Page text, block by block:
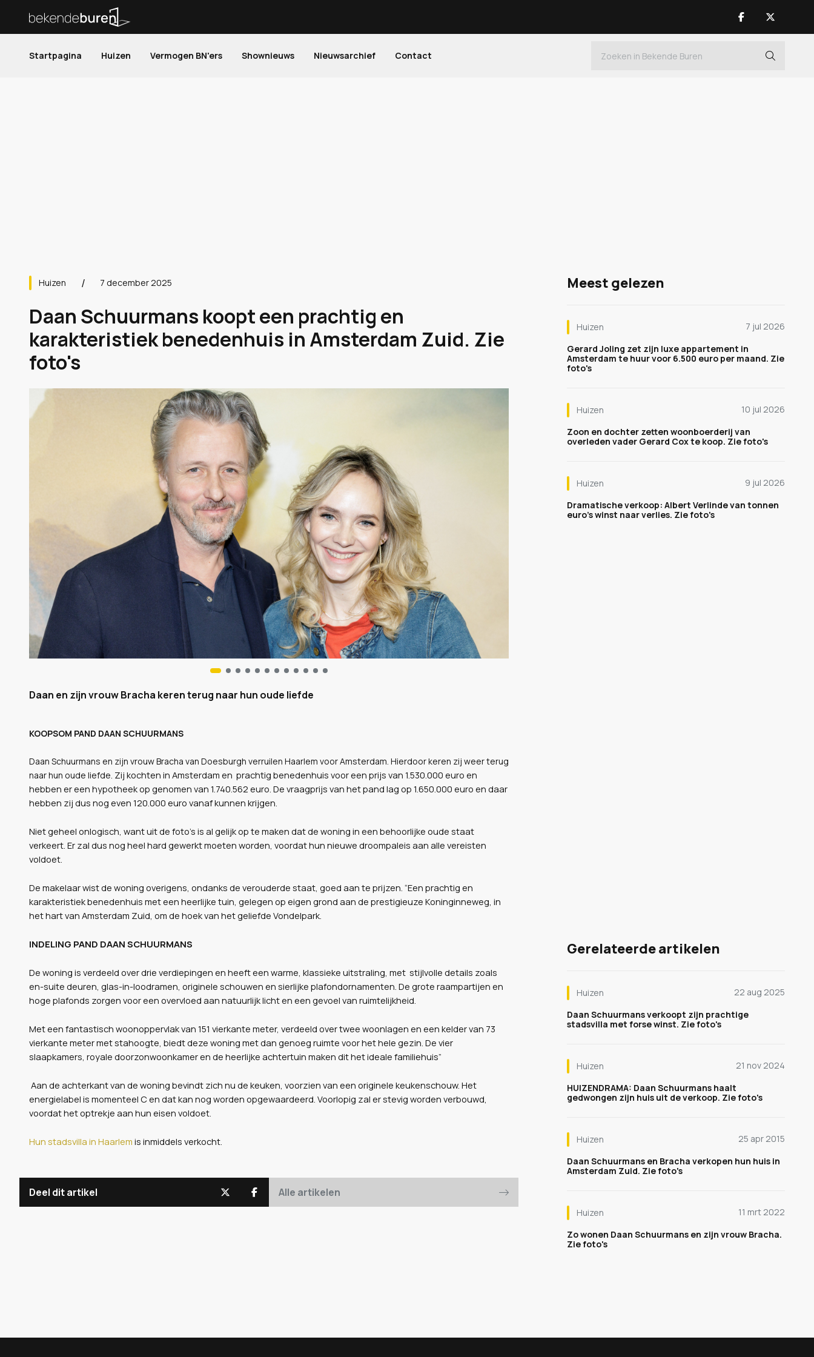
Startpagina Huizen Vermogen BN'ers Shownieuws Nieuwsarchief Contact
Huizen 7 december 2025
Daan Schuurmans koopt een prachtig en
karakteristiek benedenhuis in Amsterdam Zuid. Zie
foto's
Daan en zijn vrouw Bracha keren terug naar hun oude liefde
KOOPSOM PAND DAAN SCHUURMANS
Daan Schuurmans en zijn vrouw Bracha van Doesburgh verruilen Haarlem voor Amsterdam. Hierdoor keren zij weer terug
naar hun oude liefde. Zij kochten in Amsterdam en prachtig benedenhuis voor een prijs van 1.530.000 euro en
hebben er een hypotheek op genomen van 1.740.562 euro. De vraagprijs van het pand lag op 1.650.000 euro en daar
hebben zij dus nog even 120.000 euro vanaf kunnen krijgen.
Niet geheel onlogisch, want uit de foto’s is al gelijk op te maken dat de woning in een behoorlijke oude staat
verkeert. Er zal dus nog heel hard gewerkt moeten worden, voordat hun nieuwe droompaleis aan alle vereisten
voldoet.
De makelaar wist de woning overigens, ondanks de verouderde staat, goed aan te prijzen. “Een prachtig en
karakteristiek benedenhuis met een heerlijke tuin, gelegen op eigen grond aan de prestigieuze Koninginneweg, in
het hart van Amsterdam Zuid, om de hoek van het geliefde Vondelpark.
INDELING PAND DAAN SCHUURMANS
De woning is verdeeld over drie verdiepingen en heeft een warme, klassieke uitstraling, met stijlvolle details zoals
en-suite deuren, glas-in-loodramen, originele schouwen en sierlijke plafondornamenten. De grote raampartijen en
hoge plafonds zorgen voor een overvloed aan natuurlijk licht en een gevoel van ruimtelijkheid.
Met een fantastisch woonoppervlak van 151 vierkante meter, verdeeld over twee woonlagen en een kelder van 73
vierkante meter met stahoogte, biedt deze woning met dan genoeg ruimte voor het hele gezin. De vier
slaapkamers, royale doorzonwoonkamer en de heerlijke achtertuin maken dit het ideale familiehuis”
Aan de achterkant van de woning bevindt zich nu de keuken, voorzien van een originele keukenschouw. Het
energielabel is momenteel C en dat kan nog worden opgewaardeerd. Voorlopig zal er stevig worden verbouwd,
voordat het optrekje aan hun eisen voldoet.
Hun stadsvilla in Haarlem is inmiddels verkocht.
Deel dit artikel Alle artikelen
Meest gelezen
Huizen
7 jul 2026
Gerard Joling zet zijn luxe appartement in
Amsterdam te huur voor 6.500 euro per maand. Zie
foto's
Huizen
10 jul 2026
Zoon en dochter zetten woonboerderij van
overleden vader Gerard Cox te koop. Zie foto's
Huizen
9 jul 2026
Dramatische verkoop: Albert Verlinde van tonnen
euro's winst naar verlies. Zie foto's
Gerelateerde artikelen
Huizen
22 aug 2025
Daan Schuurmans verkoopt zijn prachtige
stadsvilla met forse winst. Zie foto's
Huizen
21 nov 2024
HUIZENDRAMA: Daan Schuurmans haalt
gedwongen zijn huis uit de verkoop. Zie foto's
Huizen
25 apr 2015
Daan Schuurmans en Bracha verkopen hun huis in
Amsterdam Zuid. Zie foto's
Huizen
11 mrt 2022
Zo wonen Daan Schuurmans en zijn vrouw Bracha.
Zie foto's